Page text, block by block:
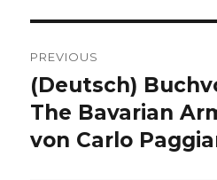
navigation
PREVIOUS
Previous
post:
(Deutsch)
The Bavarian
von Carlo